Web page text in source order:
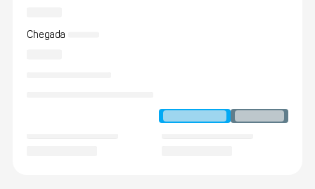
Chegada